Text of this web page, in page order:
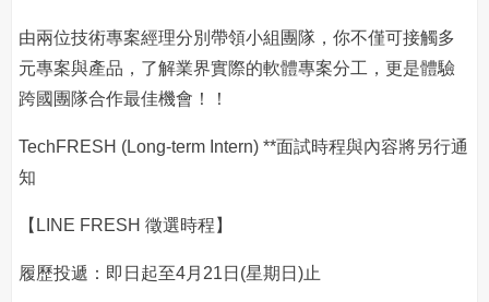
由兩位技術專案經理分別帶領小組團隊，你不僅可接觸多
元專案與產品，了解業界實際的軟體專案分工，更是體驗
跨國團隊合作最佳機會！！
TechFRESH (Long-term Intern) **面試時程與內容將另行通
知
【LINE FRESH 徵選時程】
履歷投遞：即日起至4月21日(星期日)止